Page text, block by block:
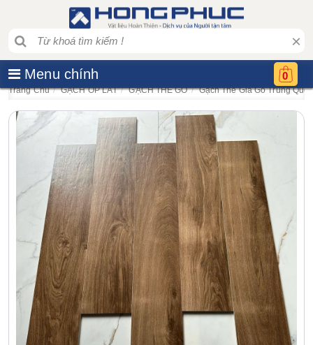
×
Menu chính 0
Trang Chủ GẠCH ỐP LÁT GẠCH THẺ GỖ Gạch Thẻ Giả Gỗ Trung